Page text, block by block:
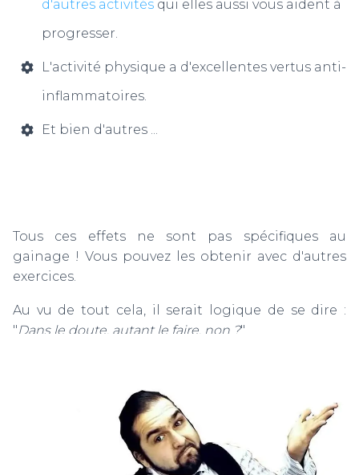
d'autres activités qui elles aussi vous aident à
progresser.
L'activité physique a d'excellentes vertus anti-
inflammatoires.
Et bien d'autres ...
Tous ces effets ne sont pas spécifiques au
gainage ! Vous pouvez les obtenir avec d'autres
exercices.
Au vu de tout cela, il serait logique de se dire :
"Dans le doute, autant le faire, non ?"